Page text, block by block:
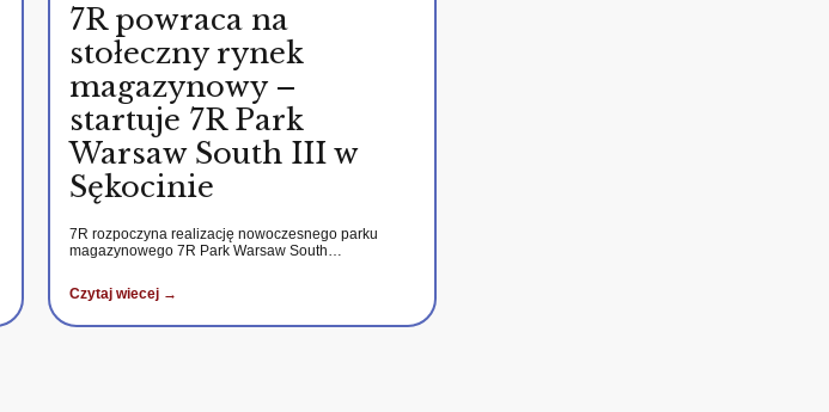
7R powraca na
stołeczny rynek
magazynowy –
startuje 7R Park
Warsaw South III w
Sękocinie
7R rozpoczyna realizację nowoczesnego parku
magazynowego 7R Park Warsaw South…
Czytaj wiecej →